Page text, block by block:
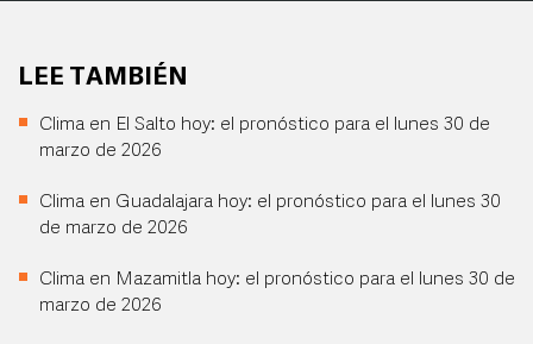
LEE TAMBIÉN
Clima en El Salto hoy: el pronóstico para el lunes 30 de
marzo de 2026
Clima en Guadalajara hoy: el pronóstico para el lunes 30
de marzo de 2026
Clima en Mazamitla hoy: el pronóstico para el lunes 30 de
marzo de 2026